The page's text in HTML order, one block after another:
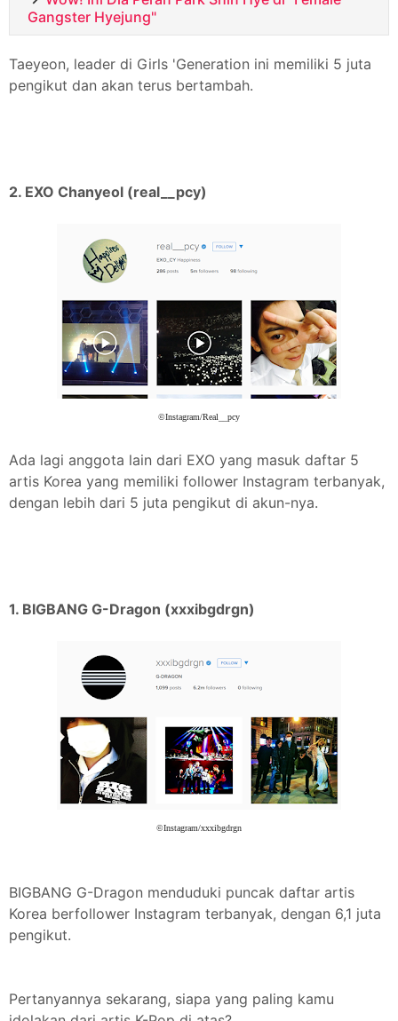
Gangster Hyejung"
Taeyeon, leader di Girls 'Generation ini memiliki 5 juta
pengikut dan akan terus bertambah.
2. EXO Chanyeol (real__pcy)
©Instagram/Real__pcy
Ada lagi anggota lain dari EXO yang masuk daftar 5
artis Korea yang memiliki follower Instagram terbanyak,
dengan lebih dari 5 juta pengikut di akun-nya.
1. BIGBANG G-Dragon (xxxibgdrgn)
©Instagram/xxxibgdrgn
BIGBANG G-Dragon menduduki puncak daftar artis
Korea berfollower Instagram terbanyak, dengan 6,1 juta
pengikut.
Pertanyannya sekarang, siapa yang paling kamu